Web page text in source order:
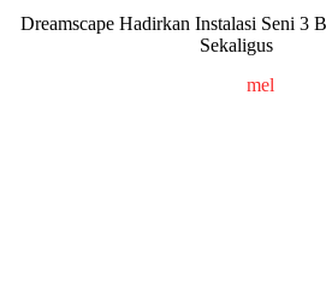
Dreamscape Hadirkan Instalasi Seni 3
Sekaligus
mel